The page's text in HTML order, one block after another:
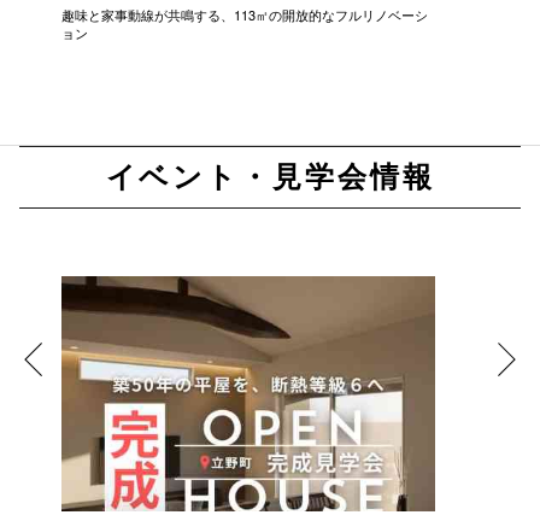
趣味と家事動線が共鳴する、113㎡の開放的なフルリノベーシ
ョン
イベント・見学会情報